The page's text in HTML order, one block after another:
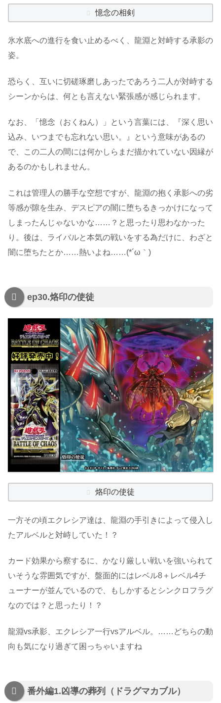
憶念の相剣
氷水底への進行を食い止めるべく、龍淵と対峙する承影の
姿。
恐らく、互いに切磋琢磨しあったであろう二人が対峙する
シーンからは、何とも言えない緊張感が感じられます。
なお、「憶念（おくねん）」という言葉には、『深く思い
込み、いつまでも忘れない思い。』という意味があるの
で、この二人の間には何かしらまだ描かれていない因縁が
あるのかもしれません。
これは管理人の勝手な空想ですが、龍淵の抱く承影への劣
等感が隙を生み、デスピアの闇に堕ちるきっかけになって
しまったんじゃないかな……？と思ったり思わなかった
り。後は、ライバルと本気の戦いをする為だけに、わざと
闇に堕ちたとか……熱いよね……(*´ω｀)
ep30.烙印の使徒
烙印の使徒
一方その頃エクレシア達は、龍淵の手引きによって侵入し
たアルベルと対峙していた！？
カード効果から察するに、かなり厳しい戦いを強いられて
いそうな雰囲気ですが、盤面的にはレベル8＋レベル4チ
ューナーが並んでいるので、もしかするとシンクロフラグ
なのでは？と思ったり！？
龍淵vs承影、エクレシア一行vsアルベル。……どちらの動
向も気になり過ぎて困っちゃいますね
番外編1.凶導の葬列（ドラグマカブル）